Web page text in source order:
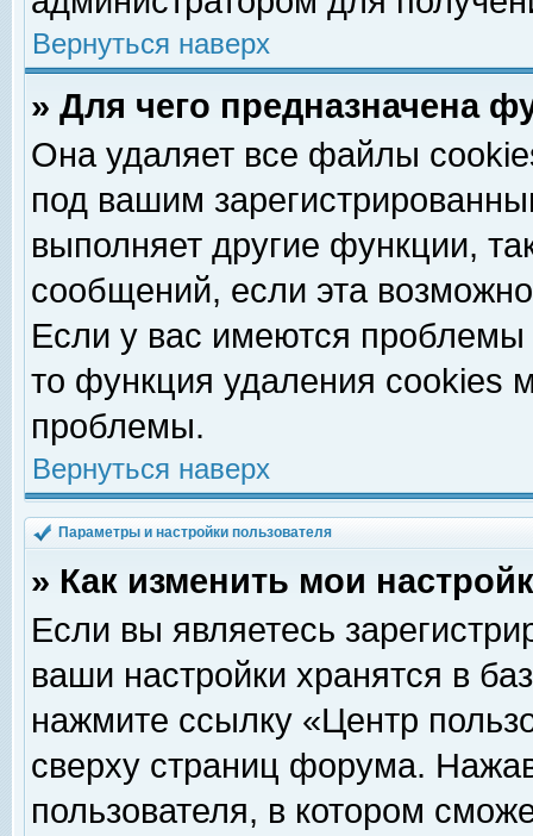
Вернуться наверх
» Для чего предназначена
Она удаляет все файлы
под вашим
выполняет другие функции,
сообщений, если эта
Если у вас имеются
то функция удаления cookies
проблемы.
Вернуться наверх
Параметры и настройки пользователя
» Как изменить мои
Если вы являетесь
ваши настройки хранятся в
нажмите ссылку «Центр
сверху страниц форума.
пользователя, в котором